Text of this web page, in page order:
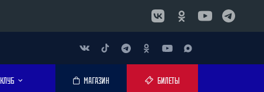
КЛУБ МАГАЗИН БИЛЕТЫ